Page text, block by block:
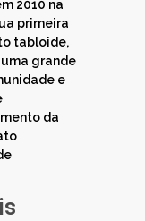
2010 na
primeira
tabloide,
grande
e
da